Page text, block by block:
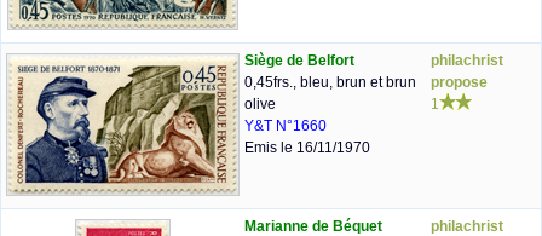
Siège de Belfort
0,45frs., bleu, brun et brun
olive
Y&T N°1660
Emis le 16/11/1970
philachrist
propose
1
Marianne de Béquet
philachrist